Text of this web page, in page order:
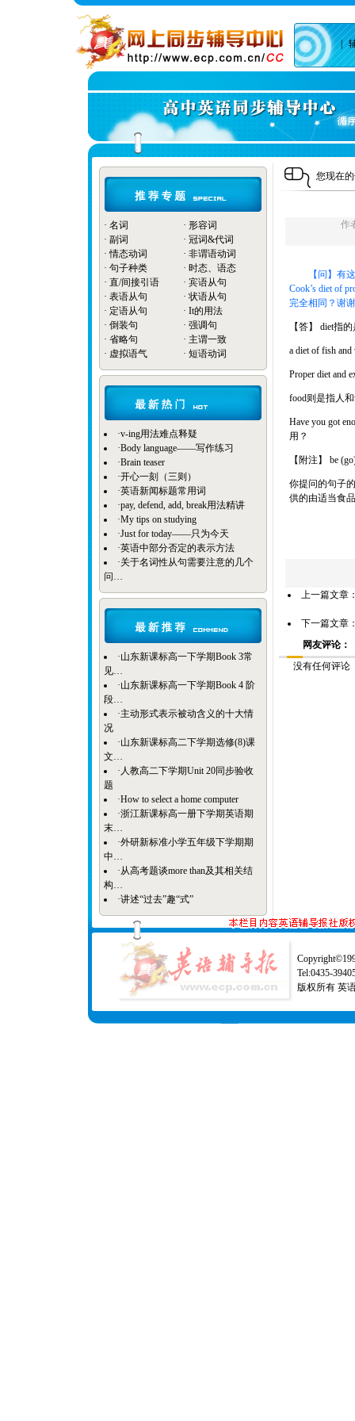
|
· 名词 · 形容词
· 副词 · 冠词&代词
·情态动词 · 非谓语动词
· 句子种类 · 时态、语态
· 直/间接引语 · 宾语从句
· 表语从句 · 状语从句
· 定语从句 · It的用法
· 倒装句 · 强调句
· 省略句 · 主谓一致
· 虚拟语气 · 短语动词
·v-ing用法难点释疑
·Body language——写作练习
·Brain teaser
·开心一刻（三则）
·英语新闻标题常用词
·pay, defend, add, break用法精讲
·My tips on studying
·Just for today——只为今天
·英语中部分否定的表示方法
·关于名词性从句需要注意的几个
问…
·山东新课标高一下学期Book 3常
见…
·山东新课标高一下学期Book 4 阶
段…
·主动形式表示被动含义的十大情
况
·山东新课标高二下学期选修(8)课
文…
· 人教高二下学期Unit 20同步验收
题
·How to select a home computer
·浙江新课标高一册下学期英语期
末…
·外研新标准小学五年级下学期期
中…
·从高考题谈more than及其相关结
构…
·讲述“过去”趣“式”
您现在
作
【问】有
Cook’s diet of
完全相同？谢
【答】 diet指
a diet of fish
Proper diet and
food则是指人
Have you got
用？
【附注】 be
你提问的句子
供的由适当食
上一篇文章
下一篇文章
网友评论：
没有任何评论
Tel:0435-
版权所有 英